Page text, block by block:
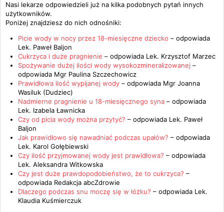
Nasi lekarze odpowiedzieli już na kilka podobnych pytań innych
użytkowników.
Poniżej znajdziesz do nich odnośniki:
Picie wody w nocy przez 18-miesięczne dziecko – odpowiada
Lek. Paweł Baljon
Cukrzyca i duże pragnienie – odpowiada Lek. Krzysztof Marzec
Spożywanie dużej ilości wody wysokozmineralizowanej –
odpowiada Mgr Paulina Szczechowicz
Prawidłowa ilość wypijanej wody – odpowiada Mgr Joanna
Wasiluk (Dudziec)
Nadmierne pragnienie u 18-miesięcznego syna – odpowiada
Lek. Izabela Ławnicka
Czy od picia wody można przytyć? – odpowiada Lek. Paweł
Baljon
Jak prawidłowo się nawadniać podczas upałów? – odpowiada
Lek. Karol Gołębiewski
Czy ilość przyjmowanej wody jest prawidłowa? – odpowiada
Lek. Aleksandra Witkowska
Czy jest duże prawdopodobieństwo, że to cukrzyca? –
odpowiada Redakcja abcZdrowie
Dlaczego podczas snu moczę się w łóżku? – odpowiada Lek.
Klaudia Kuśmierczuk